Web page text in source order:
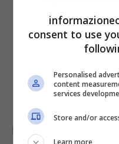
La legge presume
consent to use
Personalised
content
services
Store and/or
Learn more